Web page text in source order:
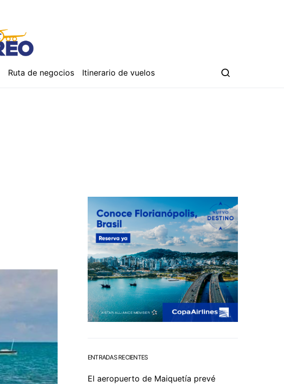
Ruta de negocios Itinerario de vuelos
ENTRADAS RECIENTES
El aeropuerto de Maiquetía prevé